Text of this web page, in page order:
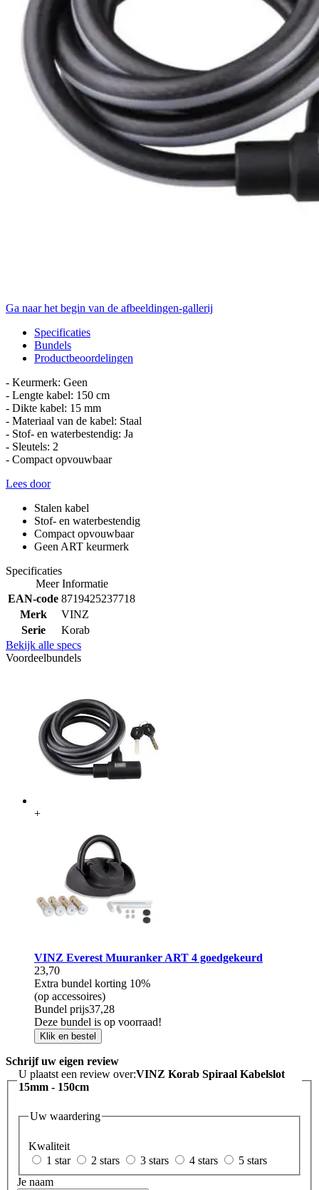
Ga naar het begin van de afbeeldingen-gallerij
Specificaties
Bundels
Productbeoordelingen
- Keurmerk: Geen
- Lengte kabel: 150 cm
- Dikte kabel: 15 mm
- Materiaal van de kabel: Staal
- Stof- en waterbestendig: Ja
- Sleutels: 2
- Compact opvouwbaar
Lees door
Stalen kabel
Stof- en waterbestendig
Compact opvouwbaar
Geen ART keurmerk
Specificaties
Meer Informatie
EAN-code 8719425237718
Merk
VINZ
Serie
Korab
Bekijk alle specs
Voordeelbundels
+
VINZ Everest Muuranker ART 4 goedgekeurd
23,70
Extra bundel korting 10%
(op accessoires)
Bundel prijs37,28
Deze bundel is op voorraad!
Klik en bestel
Schrijf uw eigen review
U plaatst een review over:VINZ Korab Spiraal Kabelslot
15mm - 150cm
Uw waardering
Kwaliteit
1 star
2 stars 3 stars 4 stars
5 stars
Je naam